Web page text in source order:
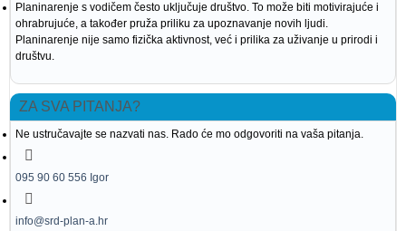
Planinarenje s vodičem često uključuje društvo. To može biti motivirajuće i
ohrabrujuće, a također pruža priliku za upoznavanje novih ljudi.
Planinarenje nije samo fizička aktivnost, već i prilika za uživanje u prirodi i
društvu.
ZA SVA PITANJA?
Ne ustručavajte se nazvati nas. Rado će mo odgovoriti na vaša pitanja.
095 90 60 556 Igor
info@srd-plan-a.hr